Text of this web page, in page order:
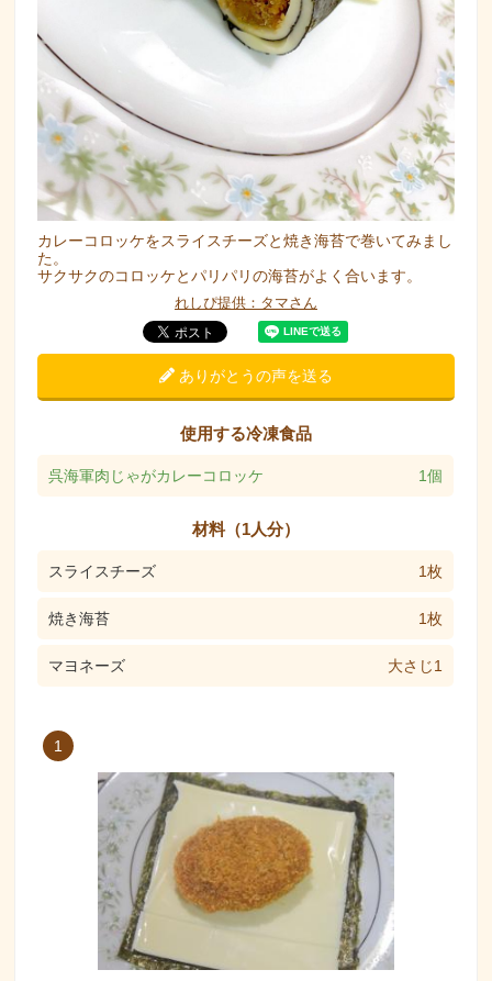
カレーコロッケをスライスチーズと焼き海苔で巻いてみまし
た。
サクサクのコロッケとパリパリの海苔がよく合います。
れしぴ提供：タマさん
ありがとうの声を送る
使用する冷凍食品
呉海軍肉じゃがカレーコロッケ 1個
材料（1人分）
スライスチーズ 1枚
焼き海苔 1枚
マヨネーズ 大さじ1
1